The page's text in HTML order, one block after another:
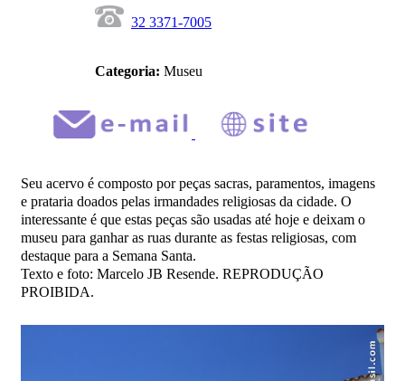
32 3371-7005
Categoria: Museu
Seu acervo é composto por peças sacras, paramentos, imagens
e prataria doados pelas irmandades religiosas da cidade. O
interessante é que estas peças são usadas até hoje e deixam o
museu para ganhar as ruas durante as festas religiosas, com
destaque para a Semana Santa.
Texto e foto: Marcelo JB Resende. REPRODUÇÃO
PROIBIDA.